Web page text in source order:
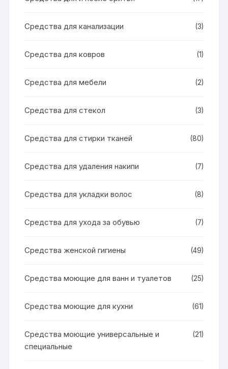
Средства для канализации (3)
Средства для ковров (1)
Средства для мебели (2)
Средства для стекол (3)
Средства для стирки тканей (80)
Средства для удаления накипи (7)
Средства для укладки волос (8)
Средства для ухода за обувью (7)
Средства женской гигиены (49)
Средства моющие для ванн и туалетов (25)
Средства моющие для кухни (61)
Средства моющие универсальные и
специальные
(21)